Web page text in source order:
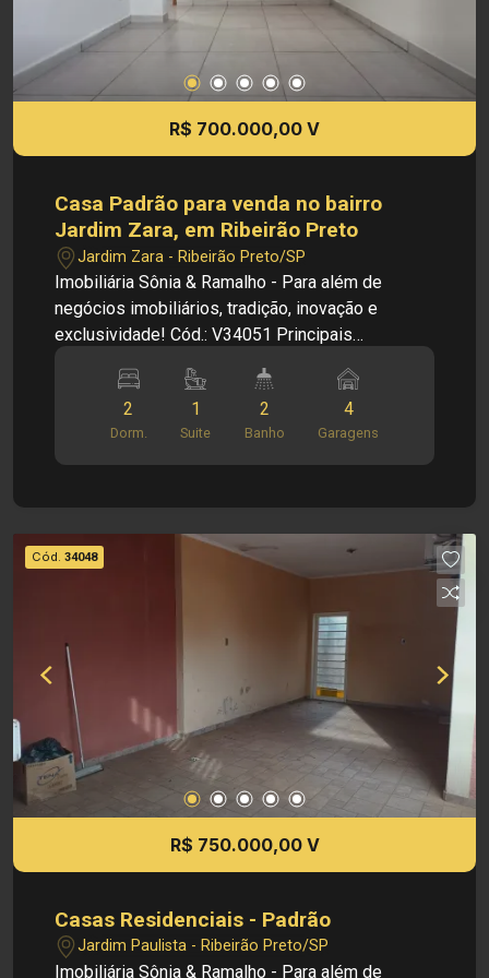
dados e disponibilidade de seus imóveis, sem
aviso prévio.
R$ 700.000,00 V
Casa Padrão para venda no bairro
Jardim Zara, em Ribeirão Preto
Jardim Zara - Ribeirão Preto/SP
Imobiliária Sônia & Ramalho - Para além de
negócios imobiliários, tradição, inovação e
exclusividade! Cód.: V34051 Principais
Jardim Zara - Sala - Cozinha - 01 Suite - 02
Dormitórios - 01 Banheiro Social - Clarabóia -
Área de Serviço - Quartinho - Lavabo - Área de
Churrasco - 04 Vagas de garagem - Salão
275,00 m² - Área construída: 136,60 m² - Área util:
78,10 m² Localização privilegiada: - Casa Padrão
700.000,00 Obs.: como imobiliária, me reservo o
direito de alterar qualquer informação referente
aos valores, dados e disponibilidade de meus
imóveis, sem aviso prévio.
2
Dorm.
1
Suite
2
Banho
4
Garagens
Cód. 34048
R$ 750.000,00 V
Casas Residenciais - Padrão
Jardim Paulista - Ribeirão Preto/SP
Imobiliária Sônia & Ramalho - Para além de